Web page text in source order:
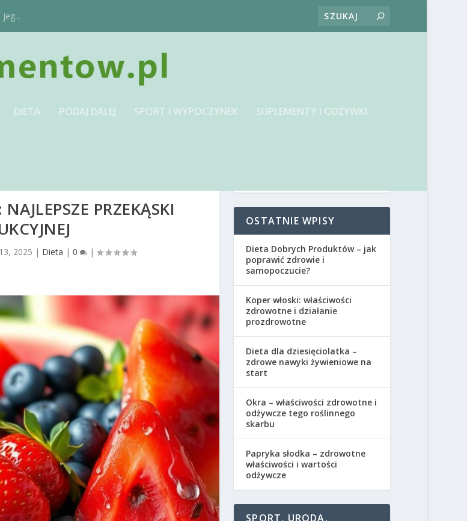
DIETA PODAJ DALEJ SPORT I WYPOCZYNEK SUPLEMENTY I ODŻYWKI
PRZEKĄSKI
2025 | Dieta | 0 |
OSTATNIE WPISY
Dieta Dobrych Produktów – jak
poprawić zdrowie i
samopoczucie?
Koper włoski: właściwości
zdrowotne i działanie
prozdrowotne
Dieta dla dziesięciolatka –
zdrowe nawyki żywieniowe na
start
Okra – właściwości zdrowotne i
odżywcze tego roślinnego
skarbu
Papryka słodka – zdrowotne
właściwości i wartości
odżywcze
SPORT, URODA,